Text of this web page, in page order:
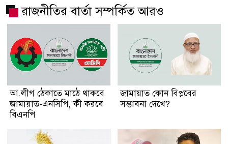
রাজনীতির বার্তা সম্পর্কিত আরও
আ.লীগ ঠেকাতে মাঠে থাকবে
জামায়াত-এনসিপি, কী করবে
বিএনপি
জামায়াত কোন বিপ্লবের
সম্ভাবনা দেখে?